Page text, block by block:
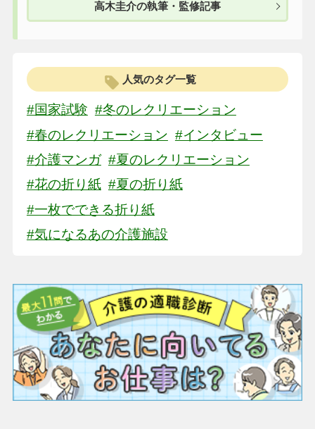
高木圭介の執筆・監修記事
人気のタグ一覧
#国家試験 #冬のレクリエーション
#春のレクリエーション #インタビュー
#介護マンガ #夏のレクリエーション
#花の折り紙 #夏の折り紙
#一枚でできる折り紙
#気になるあの介護施設